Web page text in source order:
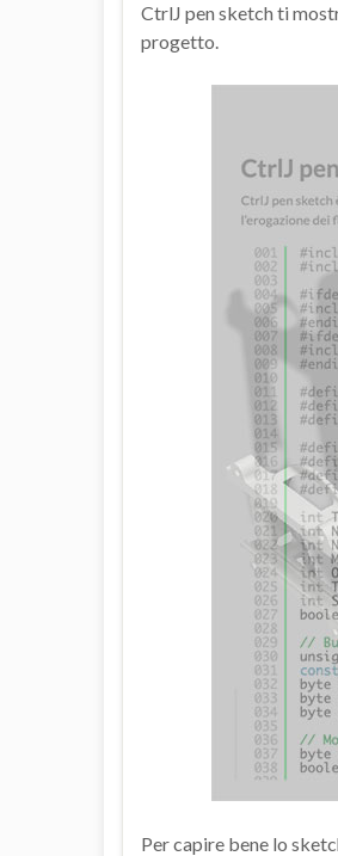
CtrlJ pen sketch ti
progetto.
Per capire bene lo